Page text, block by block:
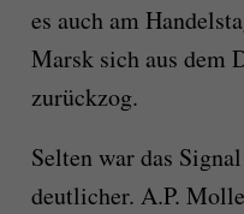
es auch am
Marsk sich aus dem
zurückzog.
Selten war das
deutlicher. A.P.